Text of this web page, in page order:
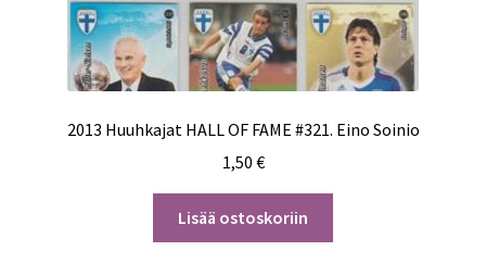
2013 Huuhkajat HALL OF FAME #321. Eino Soinio
1,50 €
Lisää ostoskoriin